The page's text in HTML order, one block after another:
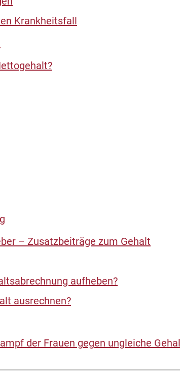
Krankheitsfall
– Zusatzbeiträge zum Gehalt
aufheben?
ausrechnen?
der Frauen gegen ungleiche